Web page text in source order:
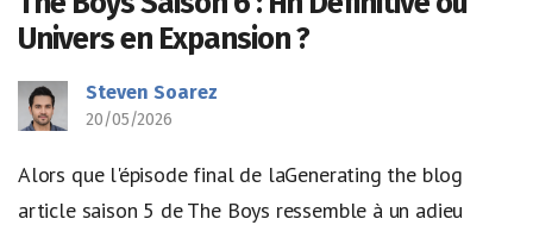
Univers en Expansion ?
Steven Soarez
20/05/2026
Alors que l'épisode final de laGenerating the blog
article saison 5 de The Boys ressemble à un adieu